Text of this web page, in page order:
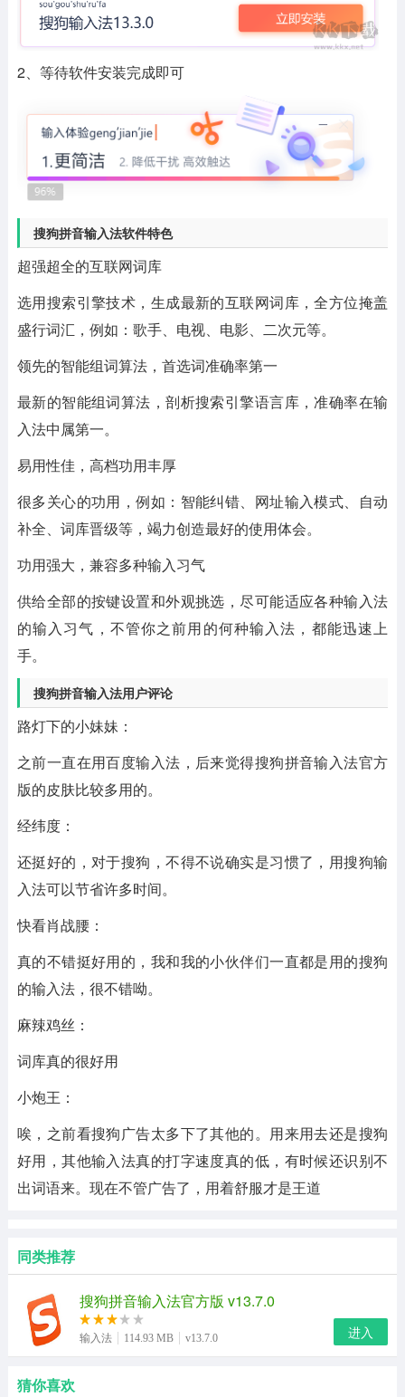
2、等待软件安装完成即可
搜狗拼音输入法软件特色
超强超全的互联网词库
选用搜索引擎技术，生成最新的互联网词库，全方位掩盖
盛行词汇，例如：歌手、电视、电影、二次元等。
领先的智能组词算法，首选词准确率第一
最新的智能组词算法，剖析搜索引擎语言库，准确率在输
入法中属第一。
易用性佳，高档功用丰厚
很多关心的功用，例如：智能纠错、网址输入模式、自动
补全、词库晋级等，竭力创造最好的使用体会。
功用强大，兼容多种输入习气
供给全部的按键设置和外观挑选，尽可能适应各种输入法
的输入习气，不管你之前用的何种输入法，都能迅速上
手。
搜狗拼音输入法用户评论
路灯下的小妹妹：
之前一直在用百度输入法，后来觉得搜狗拼音输入法官方
版的皮肤比较多用的。
经纬度：
还挺好的，对于搜狗，不得不说确实是习惯了，用搜狗输
入法可以节省许多时间。
快看肖战腰：
真的不错挺好用的，我和我的小伙伴们一直都是用的搜狗
的输入法，很不错呦。
麻辣鸡丝：
词库真的很好用
小炮王：
唉，之前看搜狗广告太多下了其他的。用来用去还是搜狗
好用，其他输入法真的打字速度真的低，有时候还识别不
出词语来。现在不管广告了，用着舒服才是王道
同类推荐
搜狗拼音输入法官方版 v13.7.0
输入法 114.93 MB v13.7.0 进入
猜你喜欢